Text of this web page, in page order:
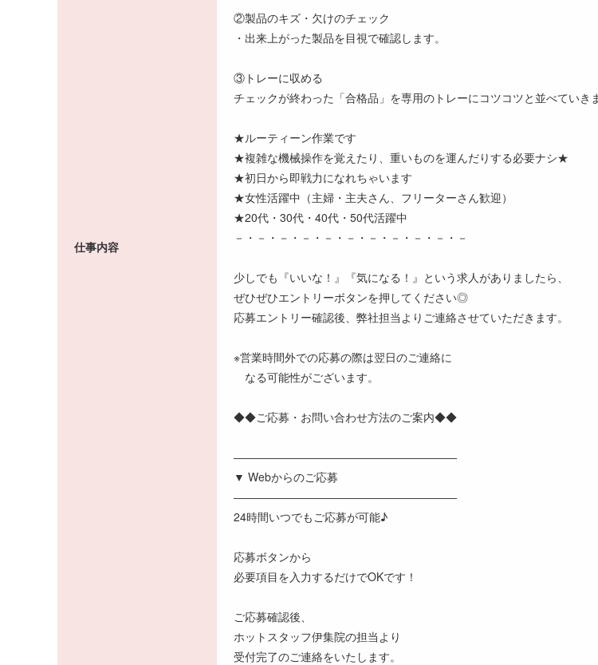
仕事内容
②製品のキズ・欠けのチェック
・出来上がった製品を目視で確認します。
③トレーに収める
チェックが終わった「合格品」を専用のトレーにコツコツと並べていきま
★ルーティーン作業です
★複雑な機械操作を覚えたり、重いものを運んだりする必要ナシ★
★初日から即戦力になれちゃいます
★女性活躍中（主婦・主夫さん、フリーターさん歓迎）
★20代・30代・40代・50代活躍中
－・－・－・－・－・－・－・－・－・－・－
少しでも『いいな！』『気になる！』という求人がありましたら、
ぜひぜひエントリーボタンを押してください◎
応募エントリー確認後、弊社担当よりご連絡させていただきます。
※営業時間外での応募の際は翌日のご連絡に
なる可能性がございます。
◆◆ご応募・お問い合わせ方法のご案内◆◆
――――――――――――――――――――
▼ Webからのご応募
――――――――――――――――――――
24時間いつでもご応募が可能♪
応募ボタンから
必要項目を入力するだけでOKです！
ご応募確認後、
ホットスタッフ伊集院の担当より
受付完了のご連絡をいたします。